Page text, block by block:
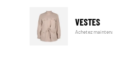
VESTES
Achetez maintenant